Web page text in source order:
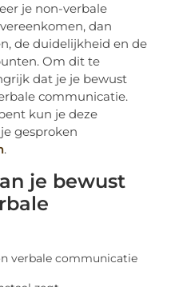
je non-verbale
dan
de duidelijkheid en de
Om dit te
dat je je bewust
communicatie.
kun je deze
gesproken
.
je bewust
verbale communicatie